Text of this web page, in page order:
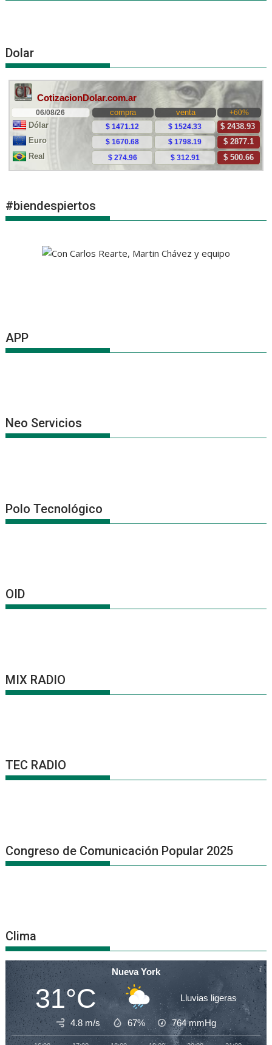
Dolar
#biendespiertos
APP
Neo Servicios
Polo Tecnológico
OID
MIX RADIO
TEC RADIO
Congreso de Comunicación Popular 2025
Clima
Nueva York
31°C Lluvias ligeras
4.8 m/s 67% 764mmHg